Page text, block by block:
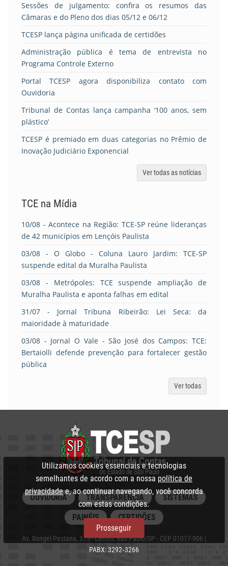
Sessões de julgamento: confira os resumos das
Câmaras e do Pleno dos dias 05/12 e 06/12
TCESP lança página unificada de certidões
Administração pública é tema de entrevista no
Programa Controle Externo
Portal TCESP agora disponibiliza contato com
Ouvidoria
Tribunal de Contas lança campanha ‘100 anos, sem
plástico’
TCESP é premiado em duas categorias no Prêmio de
Inovação Judiciário Exponencial
Ver todas as notícias
TCE na Mídia
10/08 - Acontece na Região: TCE-SP reúne lideranças
de 42 municípios em Lençóis Paulista
03/08 - O Globo - Coluna Lauro Jardim: TCE-SP
suspende edital da Muralha Paulista
03/08 - Metrópoles: TCE suspende ampliação de
Muralha Paulista e aponta falhas em edital
31/07 - Jornal Tribuna Ribeirão: Lei Seca: da
maioridade à maturidade
03/08 - Jornal O Vale - São José dos Campos: TCE:
Bertaiolli defende prevenção para fortalecer gestão
pública
Ver todas
OUVIDORIA TRANSPARÊNCIA SISTEMAS
PAINÉIS CERTIDÕES
Av. Rangel Pestana, 315 - Centro, São Paulo/SP - CEP 01017-906 |
PABX: 3292‑3266
Utilizamos cookies essenciais e tecnologias
semelhantes de acordo com a nossa política de
privacidadee, ao continuar navegando, você concorda
com estas condições.
Prosseguir